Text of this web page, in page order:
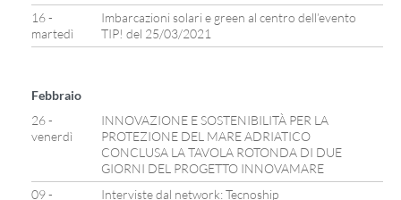
16 -
martedì
Imbarcazioni solari e green al centro dell’evento
TIP! del 25/03/2021
Febbraio
26 -
venerdì
INNOVAZIONE E SOSTENIBILITÀ PER LA
PROTEZIONE DEL MARE ADRIATICO
CONCLUSA LA TAVOLA ROTONDA DI DUE
GIORNI DEL PROGETTO INNOVAMARE
09 -
Interviste dal network: Tecnoship